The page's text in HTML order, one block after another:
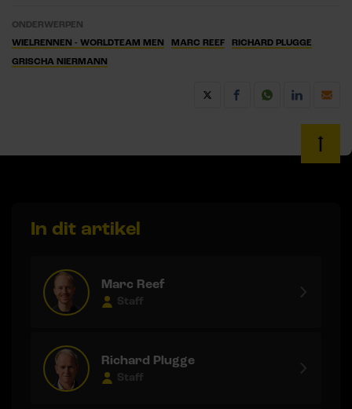
ONDERWERPEN
WIELRENNEN - WORLDTEAM MEN
MARC REEF RICHARD PLUGGE
GRISCHA NIERMANN
In dit artikel
Marc Reef
Staff
Richard Plugge
Staff